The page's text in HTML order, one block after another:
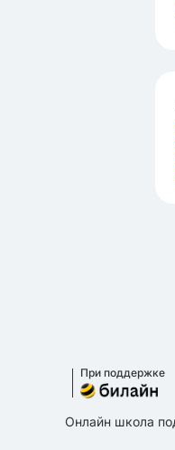
При поддержке
Онлайн школа